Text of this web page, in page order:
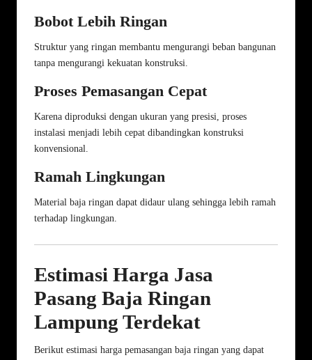
Bobot Lebih Ringan
Struktur yang ringan membantu mengurangi beban bangunan
tanpa mengurangi kekuatan konstruksi.
Proses Pemasangan Cepat
Karena diproduksi dengan ukuran yang presisi, proses
instalasi menjadi lebih cepat dibandingkan konstruksi
konvensional.
Ramah Lingkungan
Material baja ringan dapat didaur ulang sehingga lebih ramah
terhadap lingkungan.
Estimasi Harga Jasa
Pasang Baja Ringan
Lampung Terdekat
Berikut estimasi harga pemasangan baja ringan yang dapat